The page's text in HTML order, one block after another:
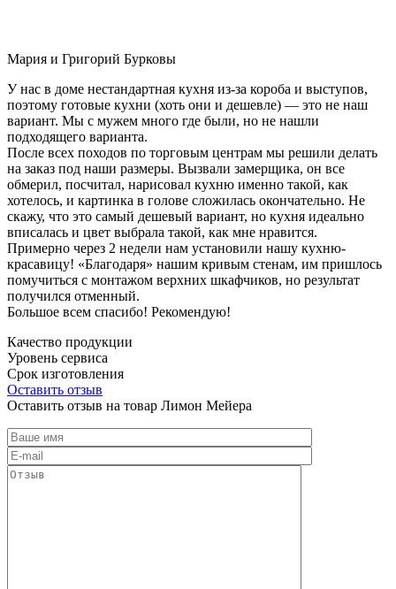
Мария и Григорий Бурковы
У нас в доме нестандартная кухня из-за короба и выступов,
поэтому готовые кухни (хоть они и дешевле) — это не наш
вариант. Мы с мужем много где были, но не нашли
подходящего варианта.
После всех походов по торговым центрам мы решили делать
на заказ под наши размеры. Вызвали замерщика, он все
обмерил, посчитал, нарисовал кухню именно такой, как
хотелось, и картинка в голове сложилась окончательно. Не
скажу, что это самый дешевый вариант, но кухня идеально
вписалась и цвет выбрала такой, как мне нравится.
Примерно через 2 недели нам установили нашу кухню-
красавицу! «Благодаря» нашим кривым стенам, им пришлось
помучиться с монтажом верхних шкафчиков, но результат
получился отменный.
Большое всем спасибо! Рекомендую!
Качество продукции
Уровень сервиса
Срок изготовления
Оставить отзыв
Оставить отзыв на товар Лимон Мейера